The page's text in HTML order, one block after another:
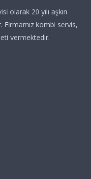
olarak 20 yılı aşkın
kombi servis,
vermektedir.